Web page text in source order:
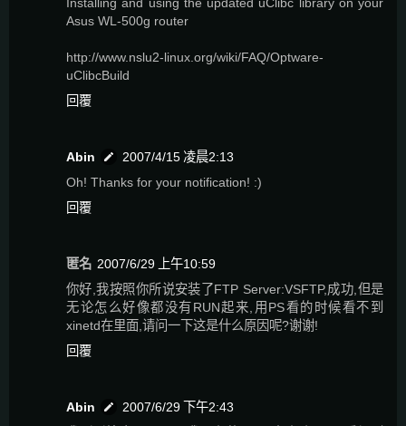
Asus WL-500g router
http://www.nslu2-linux.org/wiki/FAQ/Optware-
uClibcBuild
回覆
Abin
2007/4/15 凌晨2:13
Oh! Thanks for your notification! :)
回覆
匿名 2007/6/29 上午10:59
你好,我按照你所说安装了FTP Server:VSFTP,成功,但是
无论怎么好像都没有RUN起来,用PS看的时候看不到
xinetd在里面,请问一下这是什么原因呢?谢谢!
回覆
Abin
2007/6/29 下午2:43